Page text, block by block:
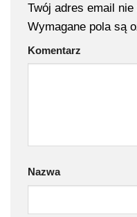
Twój adres email
Wymagane pola są
Komentarz
Nazwa